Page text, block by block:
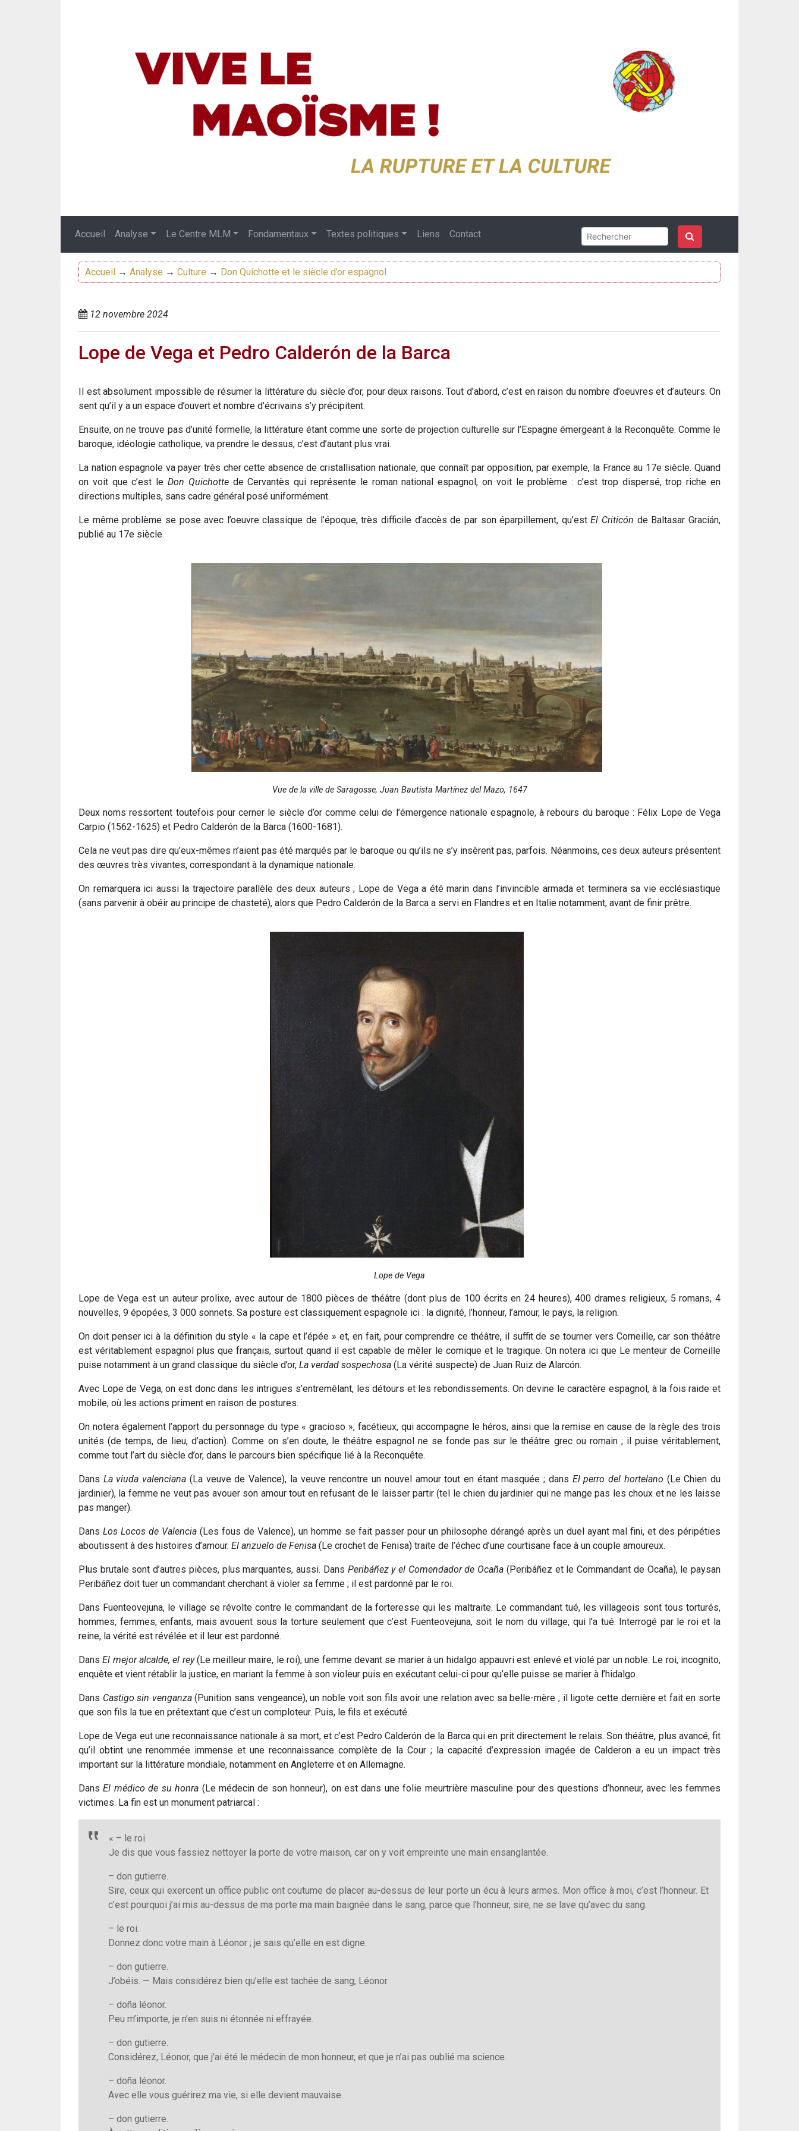
Accueil Analyse Le Centre MLM Fondamentaux Textes politiques Liens Contact
Accueil → Analyse → Culture → Don Quichotte et le siècle d’or espagnol
12 novembre 2024
Lope de Vega et Pedro Calderón de la Barca
Il est absolument impossible de résumer la littérature du siècle d’or, pour deux raisons. Tout d’abord, c’est en raison du nombre d’oeuvres et d’auteurs. On
sent qu’il y a un espace d’ouvert et nombre d’écrivains s’y précipitent.
Ensuite, on ne trouve pas d’unité formelle, la littérature étant comme une sorte de projection culturelle sur l’Espagne émergeant à la Reconquête. Comme le
baroque, idéologie catholique, va prendre le dessus, c’est d’autant plus vrai.
La nation espagnole va payer très cher cette absence de cristallisation nationale, que connaît par opposition, par exemple, la France au 17e siècle. Quand
on voit que c’est le Don Quichottede Cervantès qui représente le roman national espagnol, on voit le problème : c’est trop dispersé, trop riche en
directions multiples, sans cadre général posé uniformément.
Le même problème se pose avec l’oeuvre classique de l’époque, très difficile d’accès de par son éparpillement, qu’estEl Criticón de Baltasar Gracián,
publié au 17e siècle.
Vue de la ville de Saragosse, Juan Bautista Martínez del Mazo, 1647
Deux noms ressortent toutefois pour cerner le siècle d’or comme celui de l’émergence nationale espagnole, à rebours du baroque : Félix Lope de Vega
Carpio (1562-1625) et Pedro Calderón de la Barca (1600-1681).
Cela ne veut pas dire qu’eux-mêmes n’aient pas été marqués par le baroque ou qu’ils ne s’y insèrent pas, parfois. Néanmoins, ces deux auteurs présentent
des œuvres très vivantes, correspondant à la dynamique nationale.
On remarquera ici aussi la trajectoire parallèle des deux auteurs ; Lope de Vega a été marin dans l’invincible armada et terminera sa vie ecclésiastique
(sans parvenir à obéir au principe de chasteté), alors que Pedro Calderón de la Barca a servi en Flandres et en Italie notamment, avant de finir prêtre.
Lope de Vega
Lope de Vega est un auteur prolixe, avec autour de 1800 pièces de théâtre (dont plus de 100 écrits en 24 heures), 400 drames religieux, 5 romans, 4
nouvelles, 9 épopées, 3 000 sonnets. Sa posture est classiquement espagnole ici : la dignité, l’honneur, l’amour, le pays, la religion.
On doit penser ici à la définition du style « la cape et l’épée » et, en fait, pour comprendre ce théâtre, il suffit de se tourner vers Corneille, car son théâtre
est véritablement espagnol plus que français, surtout quand il est capable de mêler le comique et le tragique. On notera ici que Le menteur de Corneille
puise notamment à un grand classique du siècle d’or, La verdad sospechosa (La vérité suspecte) de Juan Ruiz de Alarcón.
Avec Lope de Vega, on est donc dans les intrigues s’entremêlant, les détours et les rebondissements. On devine le caractère espagnol, à la fois raide et
mobile, où les actions priment en raison de postures.
On notera également l’apport du personnage du type « gracioso », facétieux, qui accompagne le héros, ainsi que la remise en cause de la règle des trois
unités (de temps, de lieu, d’action). Comme on s’en doute, le théâtre espagnol ne se fonde pas sur le théâtre grec ou romain ; il puise véritablement,
comme tout l’art du siècle d’or, dans le parcours bien spécifique lié à la Reconquête.
Dans La viuda valenciana (La veuve de Valence), la veuve rencontre un nouvel amour tout en étant masquée ; dans El perro del hortelano (Le Chien du
jardinier), la femme ne veut pas avouer son amour tout en refusant de le laisser partir (tel le chien du jardinier qui ne mange pas les choux et ne les laisse
pas manger).
Dans Los Locos de Valencia (Les fous de Valence), un homme se fait passer pour un philosophe dérangé après un duel ayant mal fini, et des péripéties
aboutissent à des histoires d’amour. El anzuelo de Fenisa (Le crochet de Fenisa) traite de l’échec d’une courtisane face à un couple amoureux.
Plus brutale sont d’autres pièces, plus marquantes, aussi. Dans Peribáñez y el Comendador de Ocaña (Peribáñez et le Commandant de Ocaña), le paysan
Peribáñez doit tuer un commandant cherchant à violer sa femme ; il est pardonné par le roi.
Dans Fuenteovejuna, le village se révolte contre le commandant de la forteresse qui les maltraite. Le commandant tué, les villageois sont tous torturés,
hommes, femmes, enfants, mais avouent sous la torture seulement que c’est Fuenteovejuna, soit le nom du village, qui l’a tué. Interrogé par le roi et la
reine, la vérité est révélée et il leur est pardonné.
DansEl mejor alcalde, el rey(Le meilleur maire, le roi), une femme devant se marier à un hidalgo appauvri est enlevé et violé par un noble. Le roi, incognito,
enquête et vient rétablir la justice, en mariant la femme à son violeur puis en exécutant celui-ci pour qu’elle puisse se marier à l’hidalgo.
Dans Castigo sin venganza(Punition sans vengeance), un noble voit son fils avoir une relation avec sa belle-mère ; il ligote cette dernière et fait en sorte
que son fils la tue en prétextant que c’est un comploteur. Puis, le fils et exécuté.
Lope de Vega eut une reconnaissance nationale à sa mort, et c’est Pedro Calderón de la Barca qui en prit directement le relais. Son théâtre, plus avancé, fit
qu’il obtint une renommée immense et une reconnaissance complète de la Cour ; la capacité d’expression imagée de Calderon a eu un impact très
important sur la littérature mondiale, notamment en Angleterre et en Allemagne.
DansEl médico de su honra (Le médecin de son honneur), on est dans une folie meurtrière masculine pour des questions d’honneur, avec les femmes
victimes. La fin est un monument patriarcal :
« – le roi.
Je dis que vous fassiez nettoyer la porte de votre maison, car on y voit empreinte une main ensanglantée.
– don gutierre.
Sire, ceux qui exercent un office public ont coutume de placer au-dessus de leur porte un écu à leurs armes. Mon office à moi, c’est l’honneur. Et
c’est pourquoi j’ai mis au-dessus de ma porte ma main baignée dans le sang, parce que l’honneur, sire, ne se lave qu’avec du sang.
– le roi.
Donnez donc votre main à Léonor ; je sais qu’elle en est digne.
– don gutierre.
J’obéis. — Mais considérez bien qu’elle est tachée de sang, Léonor.
– doña léonor.
Peu m’importe, je n’en suis ni étonnée ni effrayée.
– don gutierre.
Considérez, Léonor, que j’ai été le médecin de mon honneur, et que je n’ai pas oublié ma science.
– doña léonor.
Avec elle vous guérirez ma vie, si elle devient mauvaise.
– don gutierre.